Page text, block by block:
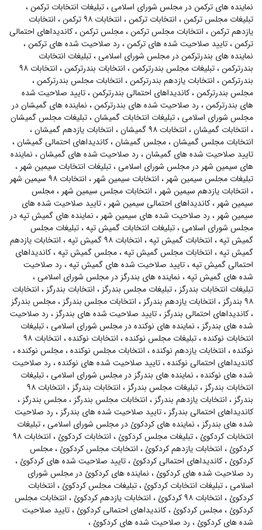
نماینده های ترکمن در مجلس شورای اسلامی،تبلیغات انتخابات ترکمن،
تبلیغات مجلس ترکمن، انتخابات ترکمن، انتخابات ۹۸ ترکمن ، انتخابات
یازدهم ترکمن، انتخابات مجلس ترکمن،مجلس ترکمن،کاندیداهای احتمالی
ترکمن،تایید صلاحیت شده های ترکمن، رد صلاحیت شده های ترکمن،
نماینده های بندرترکمن در مجلس شورای اسلامی،تبلیغات انتخابات
بندرترکمن،تبلیغات مجلس بندرترکمن، انتخابات بندرترکمن،
انتخابات ۹۸
بندرترکمن، انتخابات یازدهم بندرترکمن، انتخابات مجلس بندرترکمن،
مجلس بندرترکمن،کاندیداهای احتمالی بندرترکمن،تایید صلاحیت شده
های بندرترکمن، رد صلاحیت شده های بندرترکمن، نماینده های گمیشان در
مجلس شورای اسلامی،تبلیغات انتخابات گمیشان،تبلیغات مجلس گمیشان
، انتخابات گمیشان، انتخابات ۹۸ گمیشان ، انتخابات یازدهم گمیشان،
انتخابات مجلس گمیشان،مجلس گمیشان،کاندیداهای احتمالی گمیشان،
تایید صلاحیت شده های گمیشان، رد صلاحیت شده های گمیشان، نماینده
های سیمین شهر در مجلس شورای اسلامی،تبلیغات انتخابات سیمین شهر ،
تبلیغات مجلس سیمین شهر ، انتخابات سیمین شهر ، انتخابات ۹۸ سیمین شهر
، انتخابات یازدهم سیمین شهر ، انتخابات مجلس سیمین شهر ،مجلس
سیمین شهر ،کاندیداهای احتمالی سیمین شهر ،تایید صلاحیت شده های
سیمین شهر ، رد صلاحیت شده های سیمین شهر ، نماینده های گمیش تپه در
مجلس شورای اسلامی،تبلیغات انتخابات گمیش تپه،تبلیغات مجلس
گمیش تپه، انتخابات گمیش تپه، انتخابات ۹۸ گمیش تپه ، انتخابات یازدهم
گمیش تپه، انتخابات مجلس گمیش تپه،مجلس گمیش تپه،کاندیداهای
احتمالی گمیش تپه،تایید صلاحیت شده های گمیش تپه، رد صلاحیت
شده های گمیش تپه، نماینده های بندرگز در مجلس شورای اسلامی،
تبلیغات انتخابات بندرگز ،تبلیغات مجلس بندرگز ، انتخابات بندرگز ، انتخابات
۹۸ بندرگز
، انتخابات یازدهم بندرگز ، انتخابات مجلس بندرگز ،مجلس بندرگز
،کاندیداهای احتمالی بندرگز ،تایید صلاحیت شده های بندرگز ، رد صلاحیت
شده های بندرگز ، نماینده های نوکنده در مجلس شورای اسلامی،تبلیغات
انتخابات نوکنده،تبلیغات مجلس نوکنده، انتخابات نوکنده،
انتخابات ۹۸
نوکنده، انتخابات یازدهم نوکنده، انتخابات مجلس نوکنده،مجلس نوکنده،
کاندیداهای احتمالی نوکنده،تایید صلاحیت شده های نوکنده، رد صلاحیت
شده های نوکنده، نماینده های بندرگز در مجلس شورای اسلامی،تبلیغات
انتخابات بندرگز ،تبلیغات مجلس بندرگز ، انتخابات بندرگز ،
انتخابات ۹۸
بندرگز ، انتخابات یازدهم بندرگز ، انتخابات مجلس بندرگز ،مجلس بندرگز ،
کاندیداهای احتمالی بندرگز ،تایید صلاحیت شده های بندرگز ، رد صلاحیت
شده های بندرگز ، نماینده های کردکوئ در مجلس شورای اسلامی،تبلیغات
انتخابات کردکوئ ،تبلیغات مجلس کردکوئ ، انتخابات کردکوئ ،
انتخابات ۹۸
کردکوئ ، انتخابات یازدهم کردکوئ ، انتخابات مجلس کردکوئ ،مجلس
کردکوئ ،کاندیداهای احتمالی کردکوئ ،تایید صلاحیت شده های کردکوئ ،
رد صلاحیت شده های کردکوئ ، نماینده های کردکوئ در مجلس شورای
اسلامی،تبلیغات انتخابات کردکوئ ،تبلیغات مجلس کردکوئ ، انتخابات
کردکوئ ، انتخابات ۹۸ کردکوئ ، انتخابات یازدهم کردکوئ ، انتخابات مجلس
کردکوئ ،مجلس کردکوئ ،کاندیداهای احتمالی کردکوئ ،تایید صلاحیت
شده های کردکوئ ، رد صلاحیت شده های کردکوئ ،